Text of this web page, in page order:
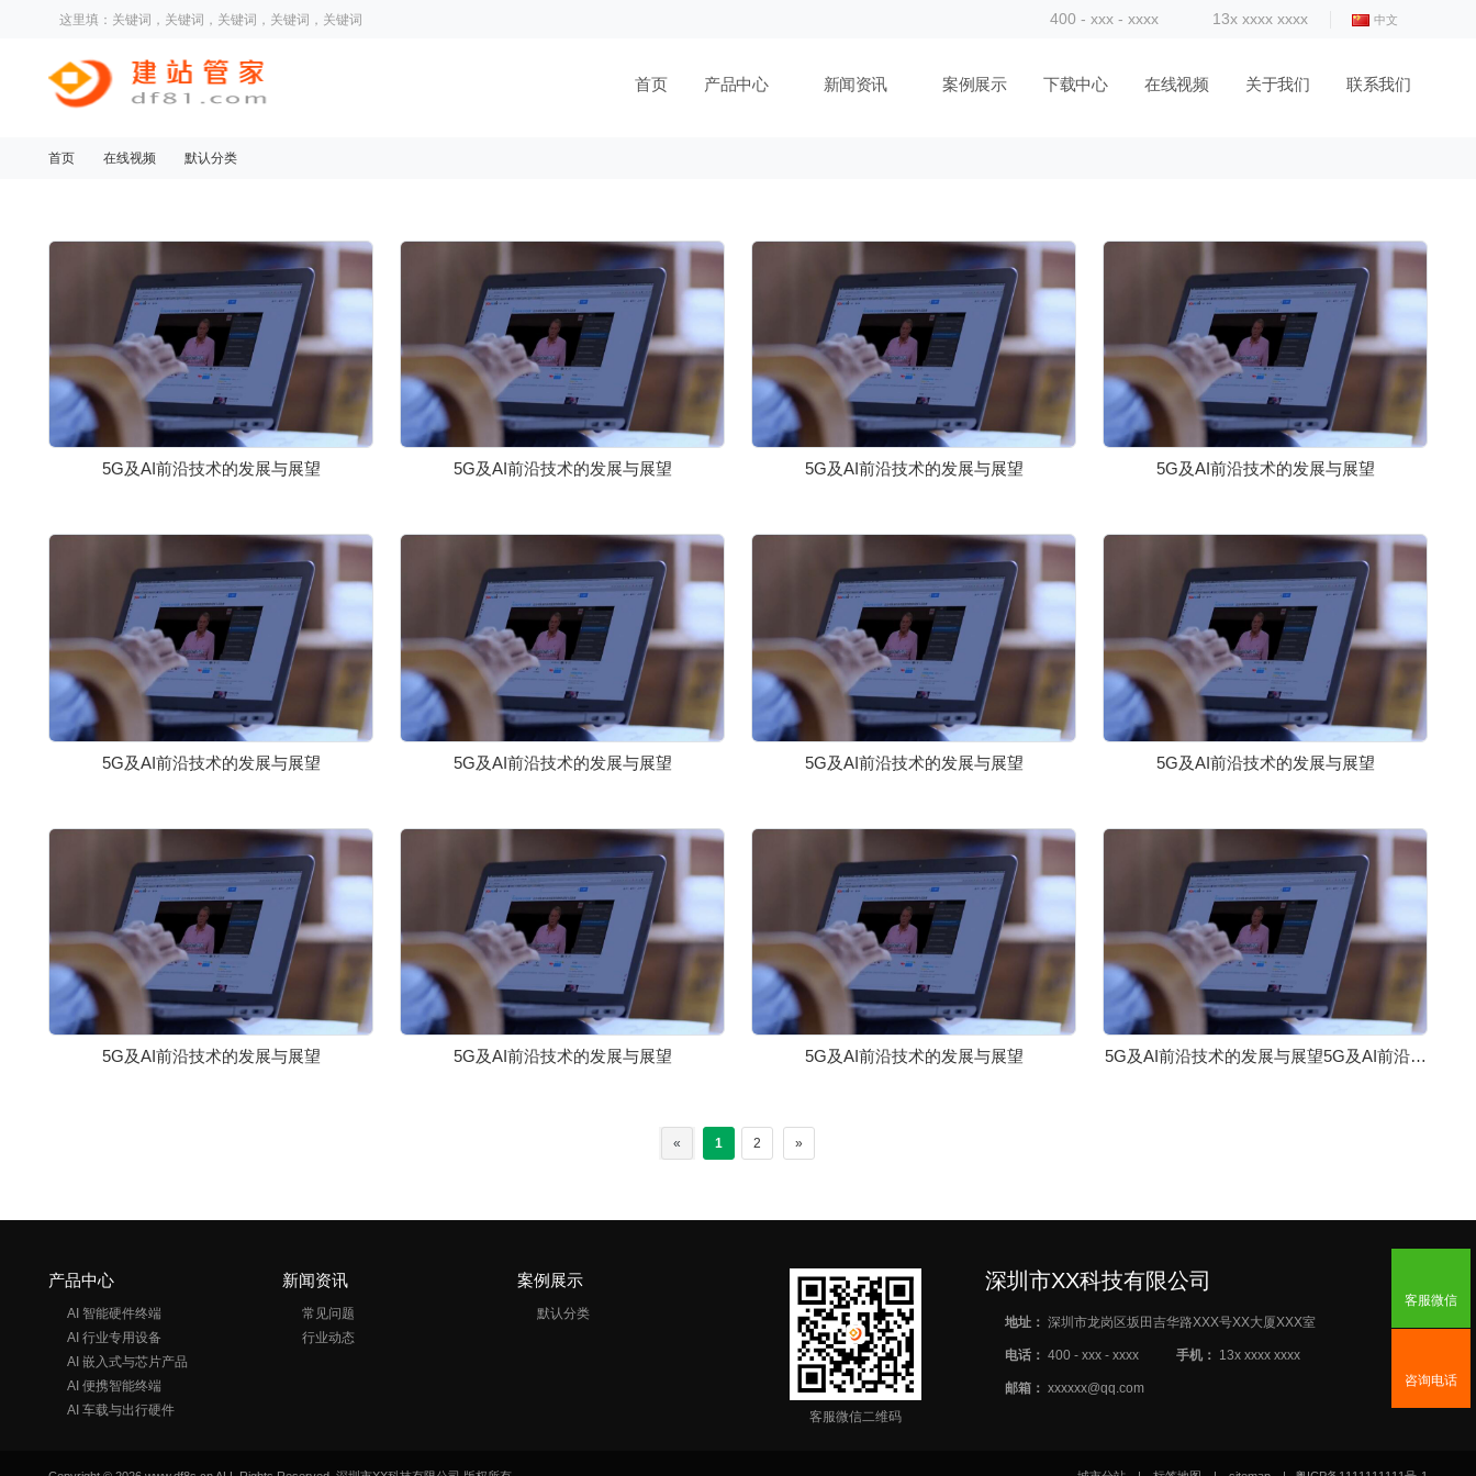
这里填：关键词，关键词，关键词，关键词，关键词 400 - xxx - xxxx 13x xxxx xxxx 中文
首页 产品中心 新闻资讯 案例展示 下载中心 在线视频 关于我们 联系我们
首页 在线视频 默认分类
5G及AI前沿技术的发展与展望 5G及AI前沿技术的发展与展望 5G及AI前沿技术的发展与展望 5G及AI前沿技术的发展与展望
5G及AI前沿技术的发展与展望 5G及AI前沿技术的发展与展望 5G及AI前沿技术的发展与展望 5G及AI前沿技术的发展与展望
5G及AI前沿技术的发展与展望 5G及AI前沿技术的发展与展望 5G及AI前沿技术的发展与展望
5G及AI前沿技术的发展与展望5G及AI前沿技
« 1 2 »
产品中心
AI 智能硬件终端
AI 行业专用设备
AI 嵌入式与芯片产品
AI 便携智能终端
AI 车载与出行硬件
新闻资讯
常见问题
行业动态
案例展示
默认分类
客服微信二维码
深圳市XX科技有限公司
地址： 深圳市龙岗区坂田吉华路XXX号XX大厦XXX室
电话： 400 - xxx - xxxx 手机： 13x xxxx xxxx
邮箱： xxxxxx@qq.com
客服微信
咨询电话